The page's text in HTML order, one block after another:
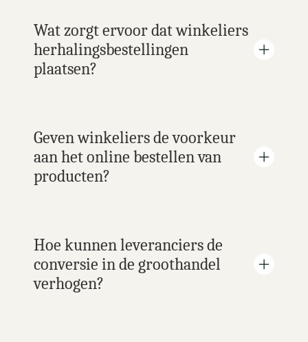
Wat zorgt ervoor dat winkeliers
herhalingsbestellingen
plaatsen?
Geven winkeliers de voorkeur
aan het online bestellen van
producten?
Hoe kunnen leveranciers de
conversie in de groothandel
verhogen?